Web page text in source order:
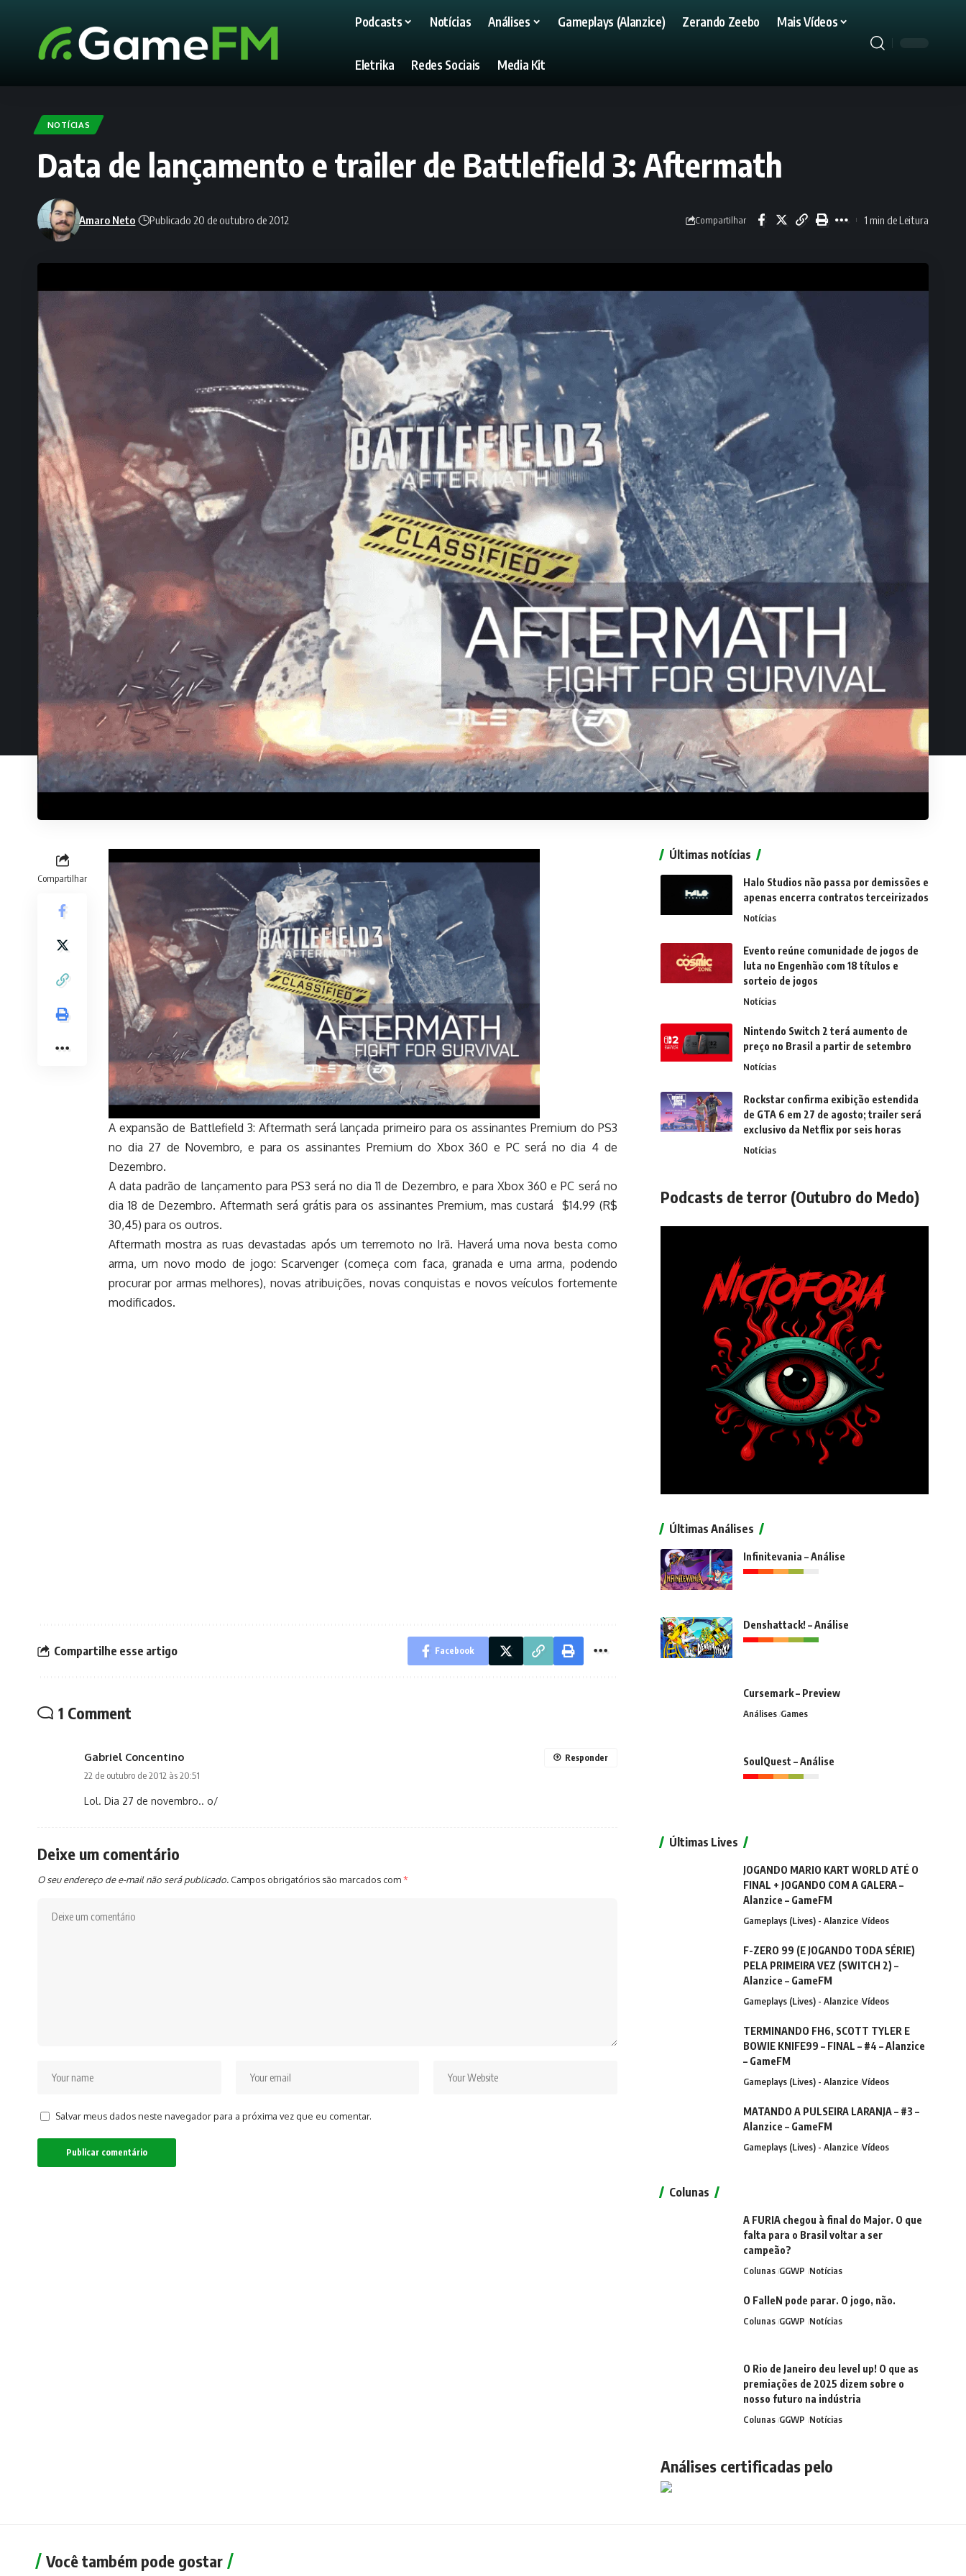
Podcasts Notícias Análises Gameplays (Alanzice) Zerando Zeebo Mais Vídeos
Eletrika Redes Sociais Media Kit
NOTÍCIAS
Data de lançamento e trailer de Battlefield 3: Aftermath
Amaro Neto Publicado 20 de outubro de 2012 Compartilhar 1 min de Leitura
Compartilhar
A expansão de Battlefield 3: Aftermath será lançada primeiro para os assinantes Premium do PS3
no dia 27 de Novembro, e para os assinantes Premium do Xbox 360 e PC será no dia 4 de
Dezembro.
A data padrão de lançamento para PS3 será no dia 11 de Dezembro, e para Xbox 360 e PC será no
dia 18 de Dezembro. Aftermath será grátis para os assinantes Premium, mas custará $14.99 (R$
30,45) para os outros.
Aftermath mostra as ruas devastadas após um terremoto no Irã. Haverá uma nova besta como
arma, um novo modo de jogo: Scarvenger (começa com faca, granada e uma arma, podendo
procurar por armas melhores), novas atribuições, novas conquistas e novos veículos fortemente
modificados.
Compartilhe esse artigo Facebook
1 Comment
Gabriel Concentino
22 de outubro de 2012 às 20:51
Lol. Dia 27 de novembro.. o/
Responder
Deixe um comentário
O seu endereço de e-mail não será publicado. Campos obrigatórios são marcados com*
Salvar meus dados neste navegador para a próxima vez que eu comentar.
Últimas notícias
Halo Studios não passa por demissões e
apenas encerra contratos terceirizados
Notícias
Evento reúne comunidade de jogos de
luta no Engenhão com 18 títulos e
sorteio de jogos
Notícias
Nintendo Switch 2 terá aumento de
preço no Brasil a partir de setembro
Notícias
Rockstar confirma exibição estendida
de GTA 6 em 27 de agosto; trailer será
exclusivo da Netflix por seis horas
Notícias
Podcasts de terror (Outubro do Medo)
Últimas Análises
Infinitevania – Análise
Denshattack! – Análise
Cursemark – Preview
Análises Games
SoulQuest – Análise
Últimas Lives
JOGANDO MARIO KART WORLD ATÉ O
FINAL + JOGANDO COM A GALERA –
Alanzice – GameFM
Gameplays (Lives) - Alanzice Vídeos
F-ZERO 99 (E JOGANDO TODA SÉRIE)
PELA PRIMEIRA VEZ (SWITCH 2) –
Alanzice – GameFM
Gameplays (Lives) - Alanzice Vídeos
TERMINANDO FH6, SCOTT TYLER E
BOWIE KNIFE99 – FINAL – #4 – Alanzice
– GameFM
Gameplays (Lives) - Alanzice Vídeos
MATANDO A PULSEIRA LARANJA – #3 –
Alanzice – GameFM
Gameplays (Lives) - Alanzice Vídeos
Colunas
A FURIA chegou à final do Major. O que
falta para o Brasil voltar a ser
campeão?
Colunas GGWP Notícias
O FalleN pode parar. O jogo, não.
Colunas GGWP Notícias
O Rio de Janeiro deu level up! O que as
premiações de 2025 dizem sobre o
nosso futuro na indústria
Colunas GGWP Notícias
Análises certificadas pelo
Você também pode gostar